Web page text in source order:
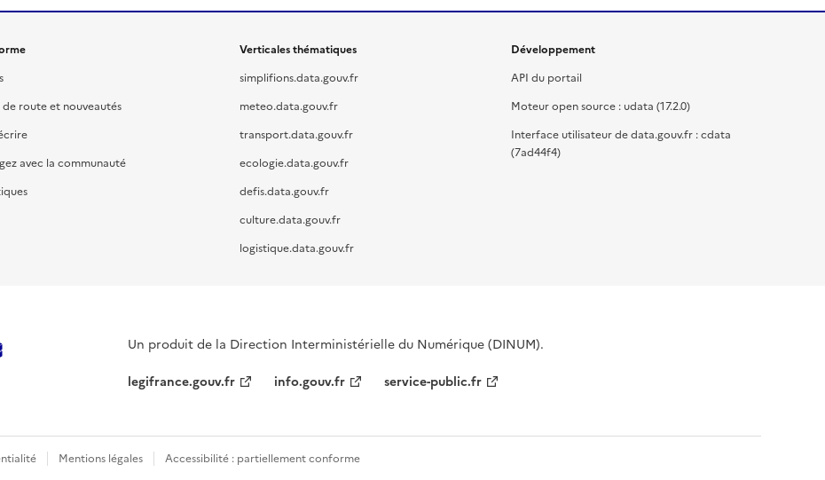
de route et nouveautés
avec la communauté
Verticales thématiques
simplifions.data.gouv.fr
meteo.data.gouv.fr
transport.data.gouv.fr
ecologie.data.gouv.fr
defis.data.gouv.fr
culture.data.gouv.fr
logistique.data.gouv.fr
Développement
API du portail
Moteur open source : udata (17.2.0)
Interface utilisateur de data.gouv.fr : cdata
(7ad44f4)
Un produit de la Direction Interministérielle du Numérique (DINUM).
legifrance.gouv.fr
info.gouv.fr service-public.fr
Mentions légales Accessibilité : partiellement conforme